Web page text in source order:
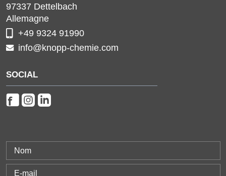
97337 Dettelbach
Allemagne
+49 9324 91990
info@knopp-chemie.com
SOCIAL